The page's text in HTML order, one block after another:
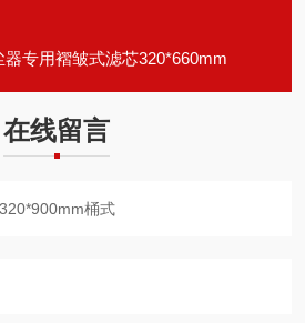
器专用褶皱式滤芯320*660mm
在线留言